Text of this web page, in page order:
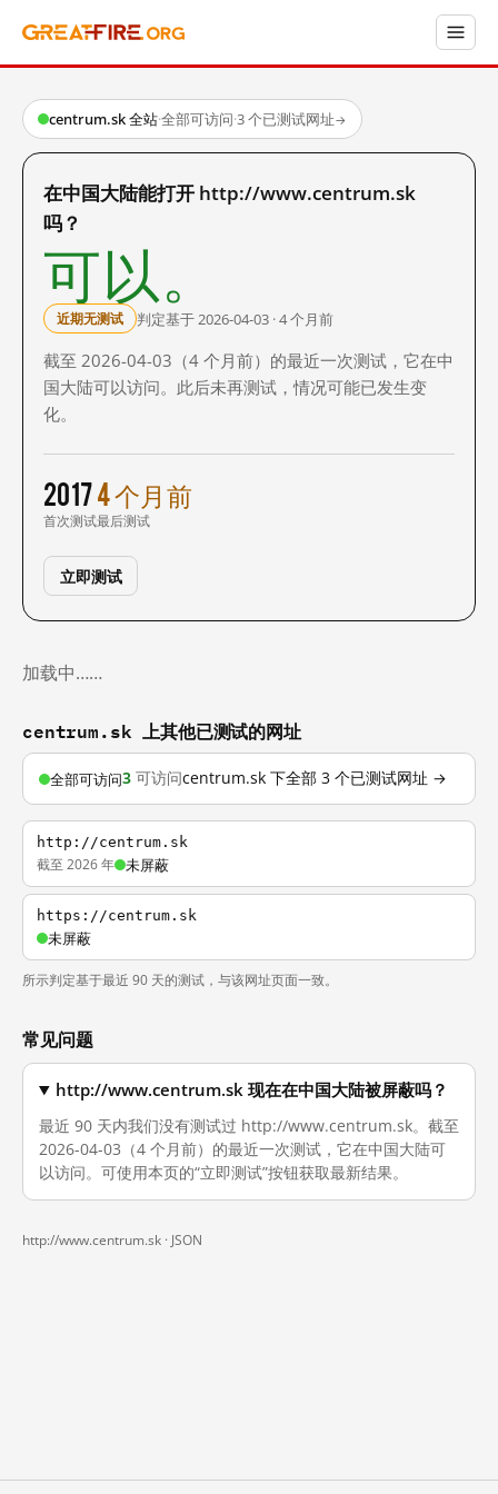
centrum.sk 全站·全部可访问·3 个已测试网址→
在中国大陆能打开 http://www.centrum.sk
吗？
可以。
近期无测试 判定基于 2026-04-03 · 4 个月前
截至 2026-04-03（4 个月前）的最近一次测试，它在中
国大陆可以访问。此后未再测试，情况可能已发生变
化。
2017
首次测试
4 个月前
最后测试
立即测试
加载中……
centrum.sk 上其他已测试的网址
全部可访问3 可访问centrum.sk 下全部 3 个已测试网址 →
http://centrum.sk
截至 2026 年 未屏蔽
https://centrum.sk
未屏蔽
所示判定基于最近 90 天的测试，与该网址页面一致。
常见问题
http://www.centrum.sk 现在在中国大陆被屏蔽吗？
最近 90 天内我们没有测试过 http://www.centrum.sk。截至
2026-04-03（4 个月前）的最近一次测试，它在中国大陆可
以访问。可使用本页的“立即测试”按钮获取最新结果。
http://www.centrum.sk · JSON